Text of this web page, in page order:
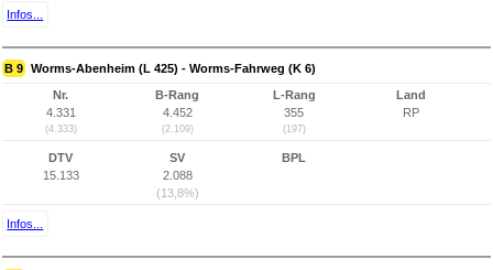
Infos...
B 9 Worms-Abenheim (L 425) - Worms-Fahrweg (K 6)
Nr.
4.331
(4.333)
B-Rang
4.452
(2.109)
L-Rang
355
(197)
Land
RP
DTV
15.133
SV
2.088
(13,8%)
BPL
Infos...